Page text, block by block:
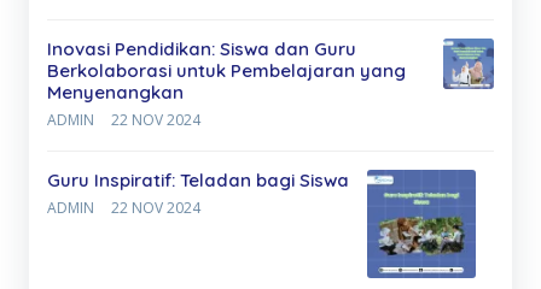
Inovasi Pendidikan: Siswa dan Guru
Berkolaborasi untuk Pembelajaran yang
Menyenangkan
ADMIN 22 NOV 2024
Guru Inspiratif: Teladan bagi Siswa
ADMIN 22 NOV 2024